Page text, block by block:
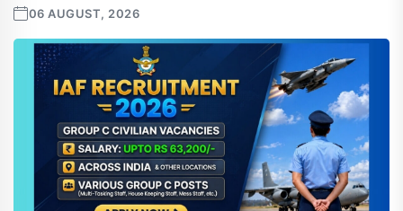
06 AUGUST, 2026